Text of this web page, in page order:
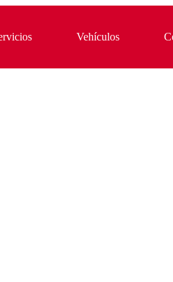
Vehículos